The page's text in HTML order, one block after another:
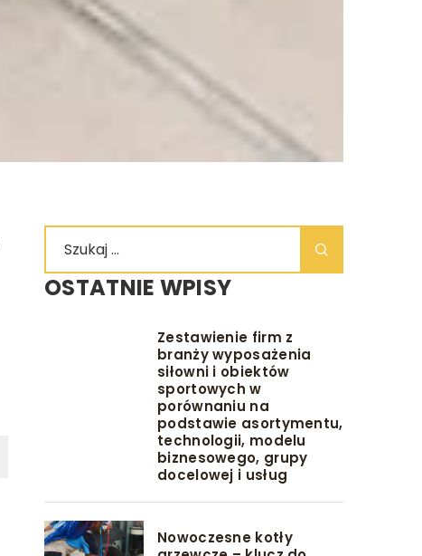
OSTATNIE WPISY
Zestawienie firm z
branży wyposażenia
siłowni i obiektów
sportowych w
porównaniu na
podstawie asortymentu,
technologii, modelu
biznesowego, grupy
docelowej i usług
Nowoczesne kotły